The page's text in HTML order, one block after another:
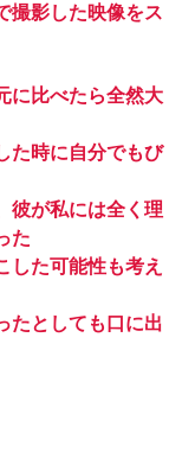
撮影した映像をス
に比べたら全然大
た時に自分でもび
彼が私には全く理
た
した可能性も考え
たとしても口に出